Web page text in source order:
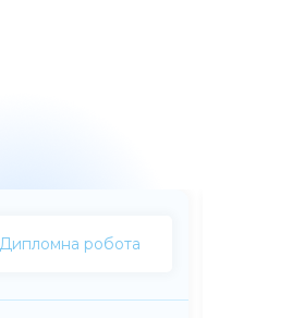
Дипломна робота